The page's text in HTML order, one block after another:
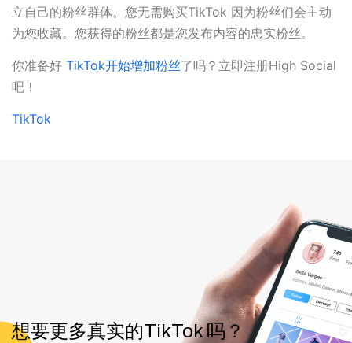
立自己的粉丝群体。您无需购买TikTok 因为粉丝们会主动
为您收藏。您获得的粉丝都是您发布内容的忠实粉丝。
你准备好 TikTok开始增加粉丝了吗？立即注册High Social
吧！
TikTok
想要更多真实的TikTok 吗？